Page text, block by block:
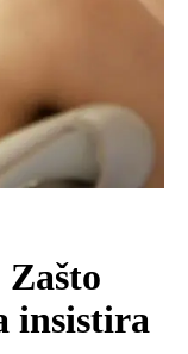
Zašto
insistira